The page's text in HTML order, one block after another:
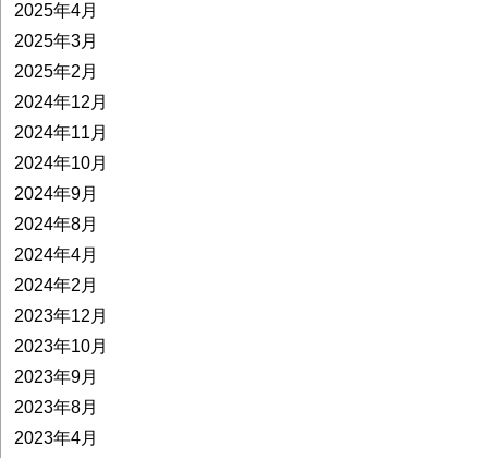
2025年4月
2025年3月
2025年2月
2024年12月
2024年11月
2024年10月
2024年9月
2024年8月
2024年4月
2024年2月
2023年12月
2023年10月
2023年9月
2023年8月
2023年4月